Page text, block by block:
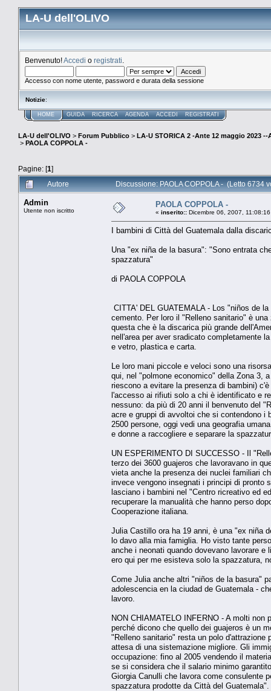
LA-U dell'OLIVO
Benvenuto!Accedi o registrati
Accesso con nome utente, password e durata della sessione
Notizie:
HOME GUIDA RICERCA AGENDA ACCEDI REGISTRATI
LA-U dell'OLIVO > Forum Pubblico > LA-U STORICA 2 -Ante 12 maggio 2023 --
> PAOLA COPPOLA -
Pagine: [1]
Autore
Discussione: PAOLA COPPOLA - (Letto 6734
Admin
Utente non iscritto
PAOLA COPPOLA -
« inserito:: Dicembre 06, 2007,
I bambini di Città del Guatemala dalla
Una "ex niña de la basura": "Sono entrata
spazzatura"
di PAOLA COPPOLA
CITTA' DEL GUATEMALA - Los "niños de
cemento. Per loro il "Relleno sanitario" è
questa che è la discarica più grande
nell'area per aver sradicato completamente
e vetro, plastica e carta.
Le loro mani piccole e veloci sono una
qui, nel "polmone economico" della Zona 3,
riescono a evitare la presenza di bambini)
l'accesso ai rifiuti solo a chi è identificato e
nessuno: da più di 20 anni il benvenuto del
acre e gruppi di avvoltoi che si contendono i
2500 persone, oggi vedi una geografia
e donne a raccogliere e separare la
UN ESPERIMENTO DI SUCCESSO - Il
terzo dei 3600 guajeros che lavoravano in
vieta anche la presenza dei nuclei familiari
invece vengono insegnati i principi di pronto
lasciano i bambini nel "Centro ricreativo ed
recuperare la manualità che hanno perso
Cooperazione italiana.
Julia Castillo ora ha 19 anni, è una "ex niña
lo davo alla mia famiglia. Ho visto tante
anche i neonati quando dovevano lavorare
ero qui per me esisteva solo la spazzatura,
Come Julia anche altri "niños de la basura"
adolescencia en la ciudad de Guatemala -
lavoro.
NON CHIAMATELO INFERNO - A molti
perché dicono che quello dei guajeros è un
"Relleno sanitario" resta un polo
attesa di una sistemazione migliore. Gli
occupazione: fino al 2005 vendendo il
se si considera che il salario minimo
Giorgia Canulli che lavora come consulente
spazzatura prodotte da Città del Guatemala".